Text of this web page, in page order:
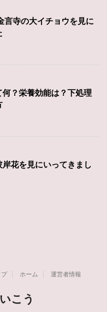
言寺の大イチョウを見に
何？栄養効能は？下処理
岸花を見にいってきまし
ホーム 運営者情報
こう